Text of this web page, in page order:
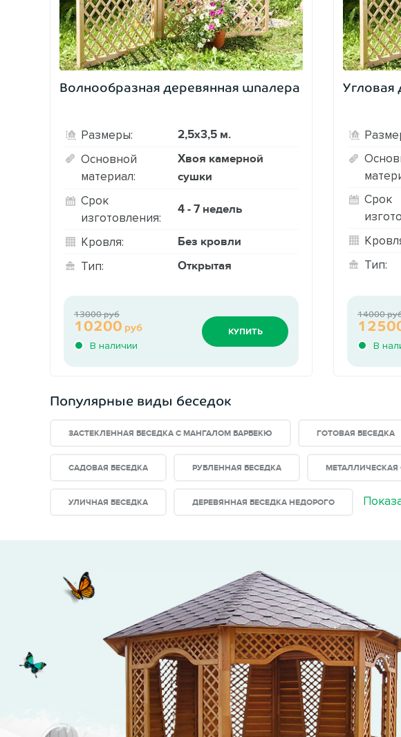
Волнообразная деревянная шпалера
Размеры: 2,5х3,5 м.
Основной
материал:
Хвоя камерной
сушки
Срок
изготовления:
4 - 7 недель
Кровля: Без кровли
Тип: Открытая
В наличии
10200 руб
13000 руб
КУПИТЬ
Угловая
Срок
Тип:
В
14000
Популярные виды беседок
ЗАСТЕКЛЕННАЯ БЕСЕДКА С МАНГАЛОМ БАРБЕКЮ ГОТОВАЯ БЕСЕДКА
САДОВАЯ БЕСЕДКА РУБЛЕННАЯ БЕСЕДКА МЕТАЛЛИЧЕСКАЯ
УЛИЧНАЯ БЕСЕДКА ДЕРЕВЯННАЯ БЕСЕДКА НЕДОРОГО